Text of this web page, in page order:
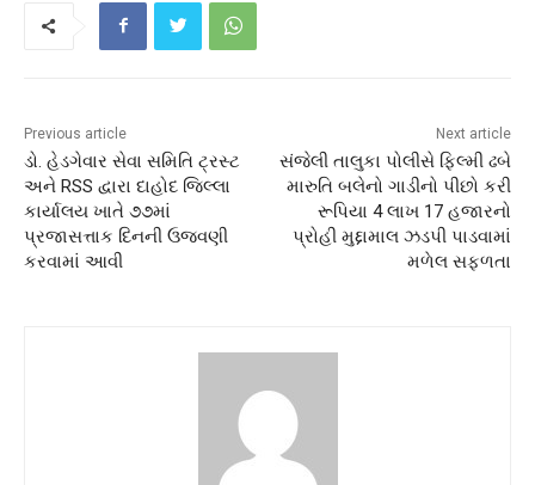
Previous article
ડો. હેડગેવાર સેવા સમિતિ ટ્રસ્ટ
અને RSS દ્વારા દાહોદ જિલ્લા
કાર્યાલય ખાતે ૭૭માં
પ્રજાસત્તાક દિનની ઉજવણી
કરવામાં આવી
Next article
સંજેલી તાલુકા પોલીસે ફિલ્મી ઢબે
મારુતિ બલેનો ગાડીનો પીછો કરી
રૂપિયા 4 લાખ 17 હજારનો
પ્રોહી મુદ્દામાલ ઝડપી પાડવામાં
મળેલ સફળતા